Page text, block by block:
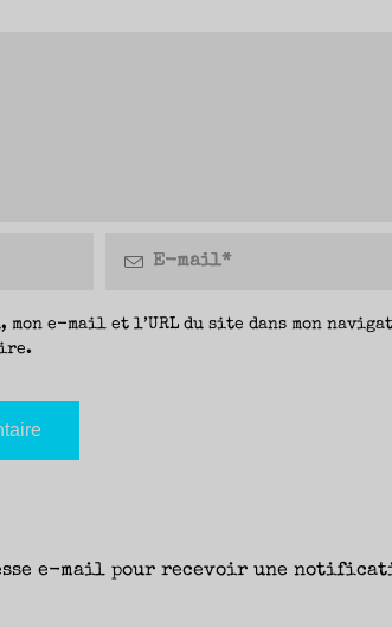
mon e-mail et l’URL du site dans mon
e-mail pour recevoir une